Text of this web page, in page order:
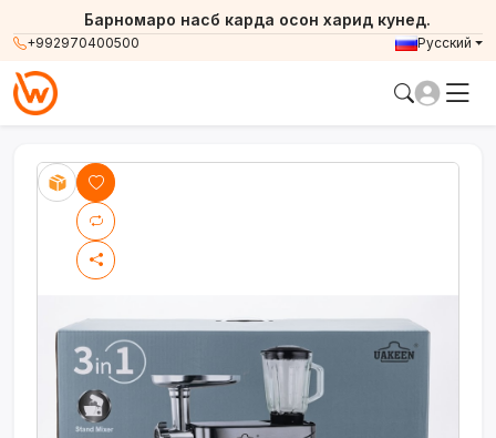
+992970400500
Барномаро насб карда осон харид кунед.
Русский